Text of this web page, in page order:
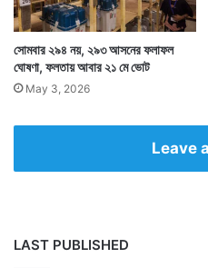
সোমবার ২৯৪ নয়, ২৯৩ আসনের ফলাফল
ঘোষণা, ফলতায় আবার ২১ মে ভোট
May 3, 2026
Leave
LAST PUBLISHED